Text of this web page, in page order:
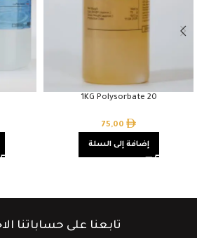
1KG Polysorbate 20
75,00
إضافة إلى السلة
تابعنا على حساباتنا